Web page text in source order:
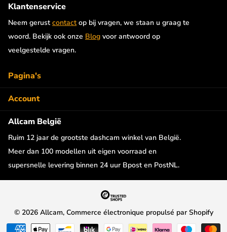
Klantenservice
Neem gerust contact op bij vragen, we staan u graag te
woord. Bekijk ook onze Blog voor antwoord op
veelgestelde vragen.
Pagina's
Account
Allcam België
Ruim 12 jaar de grootste dashcam winkel van België.
Meer dan 100 modellen uit eigen voorraad en
supersnelle levering binnen 24 uur Bpost en PostNL.
© 2026Allcam, Commerce électronique propulsé par Shopify